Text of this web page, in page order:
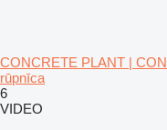
CONCRETE PLANT |
rūpnīca
6
VIDEO